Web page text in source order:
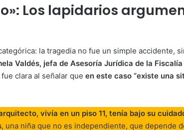
Los lapidarios
la tragedia no fue un simple accidente,
Valdés, jefa de Asesoría Jurídica de la
clara al señalar que en este caso “existe una
vivía en un piso 11, tenía bajo su
, una niña que no es independiente, que depende